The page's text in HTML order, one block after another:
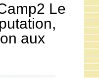
Le
aux